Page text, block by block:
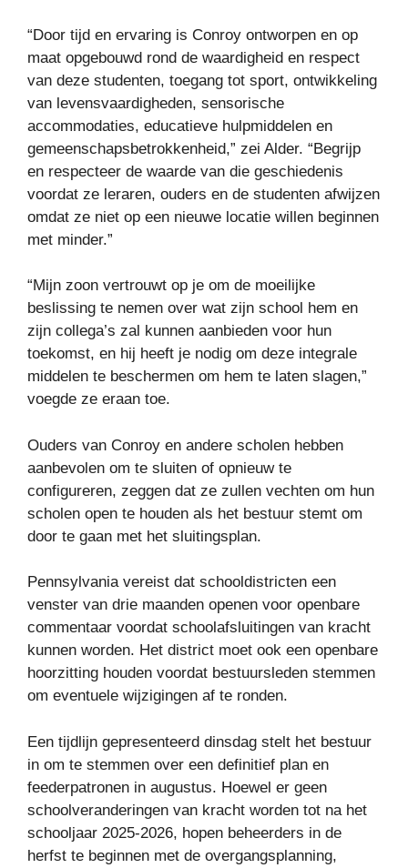
“Door tijd en ervaring is Conroy ontworpen en op
maat opgebouwd rond de waardigheid en respect
van deze studenten, toegang tot sport, ontwikkeling
van levensvaardigheden, sensorische
accommodaties, educatieve hulpmiddelen en
gemeenschapsbetrokkenheid,” zei Alder. “Begrijp
en respecteer de waarde van die geschiedenis
voordat ze leraren, ouders en de studenten afwijzen
omdat ze niet op een nieuwe locatie willen beginnen
met minder.”
“Mijn zoon vertrouwt op je om de moeilijke
beslissing te nemen over wat zijn school hem en
zijn collega’s zal kunnen aanbieden voor hun
toekomst, en hij heeft je nodig om deze integrale
middelen te beschermen om hem te laten slagen,”
voegde ze eraan toe.
Ouders van Conroy en andere scholen hebben
aanbevolen om te sluiten of opnieuw te
configureren, zeggen dat ze zullen vechten om hun
scholen open te houden als het bestuur stemt om
door te gaan met het sluitingsplan.
Pennsylvania vereist dat schooldistricten een
venster van drie maanden openen voor openbare
commentaar voordat schoolafsluitingen van kracht
kunnen worden. Het district moet ook een openbare
hoorzitting houden voordat bestuursleden stemmen
om eventuele wijzigingen af ​​te ronden.
Een tijdlijn gepresenteerd dinsdag stelt het bestuur
in om te stemmen over een definitief plan en
feederpatronen in augustus. Hoewel er geen
schoolveranderingen van kracht worden tot na het
schooljaar 2025-2026, hopen beheerders in de
herfst te beginnen met de overgangsplanning,